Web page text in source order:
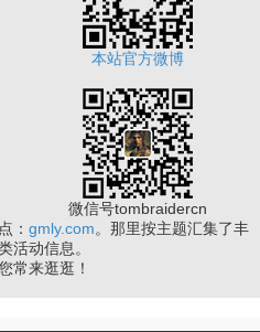
本站官方微博
微信号tombraidercn
： gmly.com。那里按主题汇集了丰
活动信息。
来逛逛！